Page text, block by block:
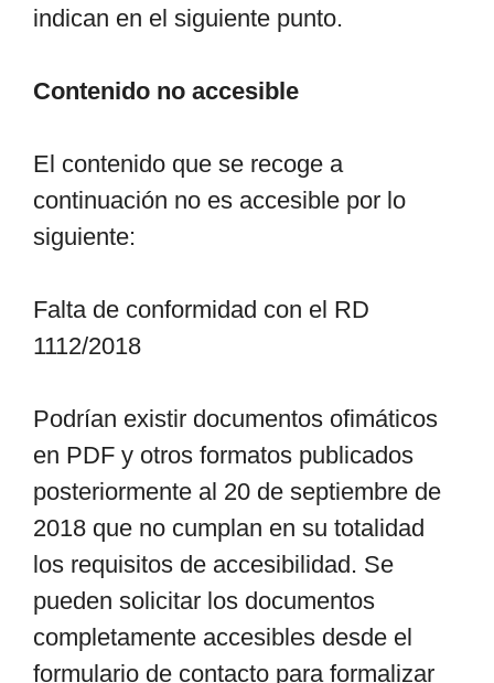
indican en el siguiente punto.
Contenido no accesible
El contenido que se recoge a
continuación no es accesible por lo
siguiente:
Falta de conformidad con el RD
1112/2018
Podrían existir documentos ofimáticos
en PDF y otros formatos publicados
posteriormente al 20 de septiembre de
2018 que no cumplan en su totalidad
los requisitos de accesibilidad. Se
pueden solicitar los documentos
completamente accesibles desde el
formulario de contacto para formalizar